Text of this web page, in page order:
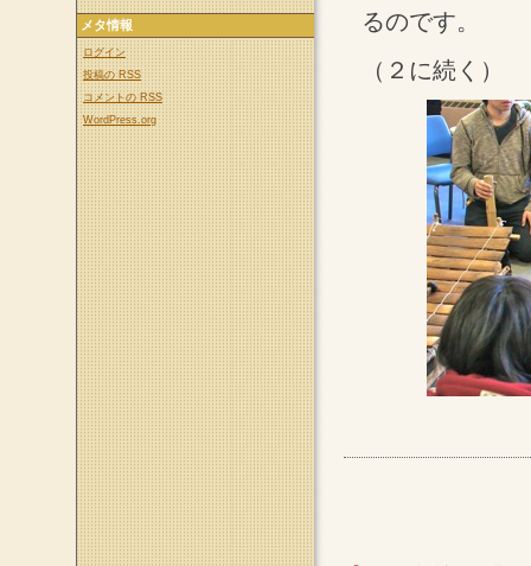
るのです。
（２に続く）
メタ情報
ログイン
投稿の RSS
コメントの RSS
WordPress.org